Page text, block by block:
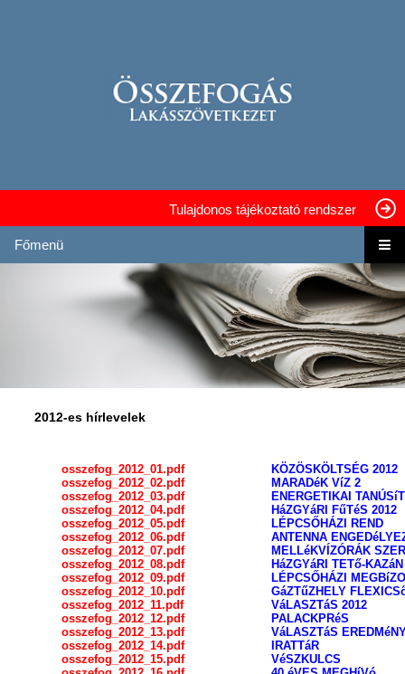
Tulajdonos tájékoztató rendszer
Főmenü
2012-es hírlevelek
osszefog_2012_01.pdf
KÖZÖSKÖLTSÉG 2012
osszefog_2012_02.pdf
MARADéK VíZ 2
osszefog_2012_03.pdf
ENERGETIKAI
osszefog_2012_04.pdf
HáZGYáRI FűTéS 2012
osszefog_2012_05.pdf
LÉPCSŐHÁZI REND
osszefog_2012_06.pdf
ANTENNA
osszefog_2012_07.pdf
MELLéKVÍZÓRÁK
osszefog_2012_08.pdf
HáZGYáRI TETő-
osszefog_2012_09.pdf
LÉPCSŐHÁZI
osszefog_2012_10.pdf
GáZTűZHELY
osszefog_2012_11.pdf
VáLASZTáS 2012
osszefog_2012_12.pdf
PALACKPRéS
osszefog_2012_13.pdf
VáLASZTáS
osszefog_2012_14.pdf
IRATTáR
osszefog_2012_15.pdf
VéSZKULCS